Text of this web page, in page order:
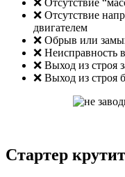
❌ Отсутствие
двигателем
❌ Обрыв или
❌ Неисправность
❌ Выход из строя
❌ Выход из строя
Стартер